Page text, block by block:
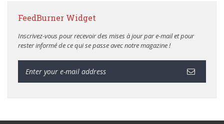
FeedBurner Widget
Inscrivez-vous pour recevoir des mises à jour par e-mail et pour
rester informé de ce qui se passe avec notre magazine !